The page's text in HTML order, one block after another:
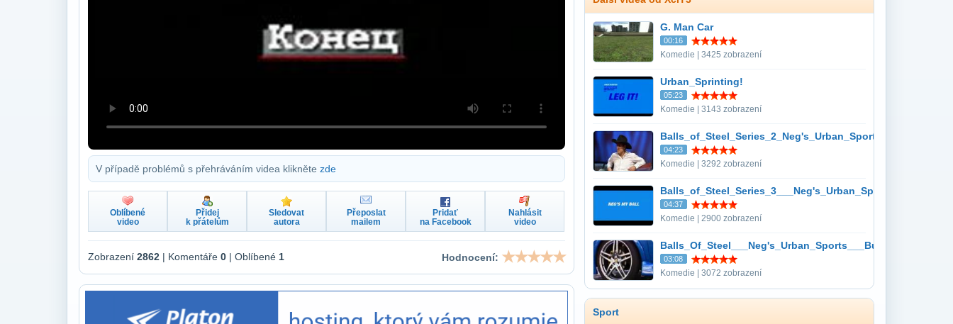
V případě problémů s přehráváním videa klikněte zde
Oblíbené
video
Přidej
k přátelům
Sledovat
autora
Přeposlat
mailem
Pridať
na Facebook
Nahlásit
video
Zobrazení 2862 | Komentáře 0 | Oblíbené 1 Hodnocení:
G. Man Car
00:16
Komedie | 3425 zobrazení
Urban_Sprinting!
05:23
Komedie | 3143 zobrazení
04:23
Komedie | 3292 zobrazení
Balls_of_Steel_Series_3___Neg's_Urban_Sports_My_Ball
04:37
Komedie | 2900 zobrazení
Balls_Of_Steel___Neg's_Urban_Sports___Burger_Bowl_Off
03:08
Komedie | 3072 zobrazení
Sport